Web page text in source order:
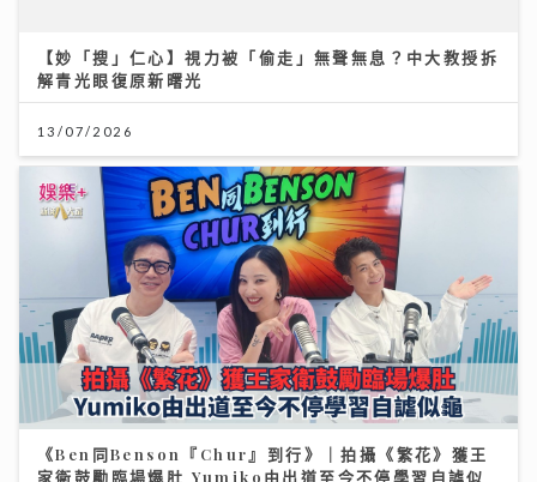
《Ben同Benson『Chur』到行》｜拍攝《繁花》獲王
家衛鼓勵臨場爆肚 Yumiko由出道至今不停學習自謔似
25/07/2026